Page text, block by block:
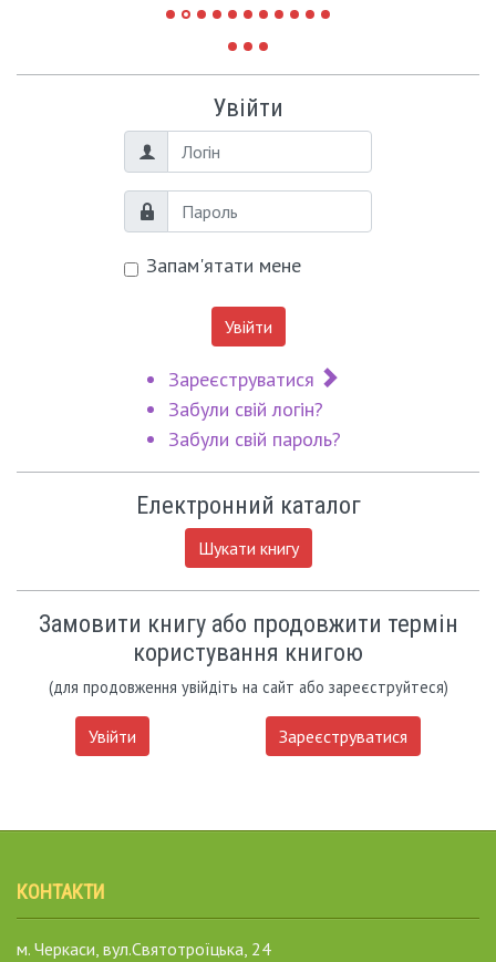
Увійти
Логін
Пароль
Запам'ятати мене
Увійти
Зареєструватися
Забули свій логін?
Забули свій пароль?
Електронний каталог
Шукати книгу
Замовити книгу або продовжити термін
користування книгою
(для продовження увійдіть на сайт або зареєструйтеся)
Увійти Зареєструватися
КОНТАКТИ
м. Черкаси, вул.Святотроїцька, 24